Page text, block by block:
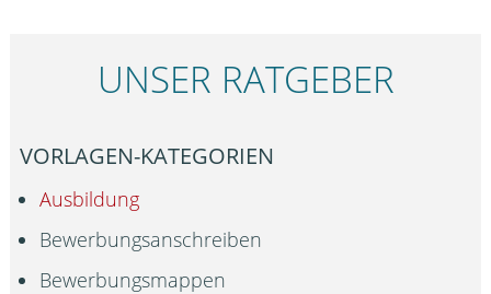
UNSER RATGEBER
VORLAGEN-KATEGORIEN
Ausbildung
Bewerbungsanschreiben
Bewerbungsmappen